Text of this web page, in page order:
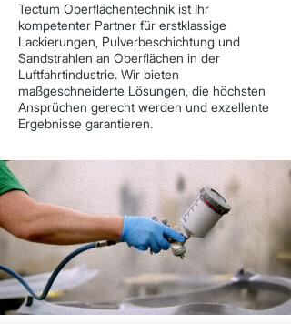
Tectum Oberflächentechnik ist Ihr
kompetenter Partner für erstklassige
Lackierungen, Pulverbeschichtung und
Sandstrahlen an Oberflächen in der
Luftfahrtindustrie. Wir bieten
maßgeschneiderte Lösungen, die höchsten
Ansprüchen gerecht werden und exzellente
Ergebnisse garantieren.